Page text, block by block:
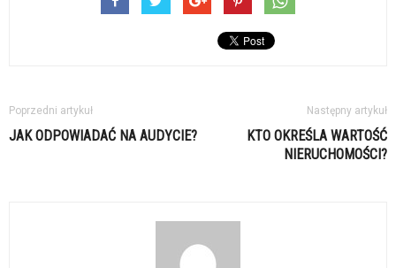
Poprzedni artykuł
JAK ODPOWIADAĆ NA AUDYCIE?
Następny artykuł
KTO OKREŚLA WARTOŚĆ
NIERUCHOMOŚCI?